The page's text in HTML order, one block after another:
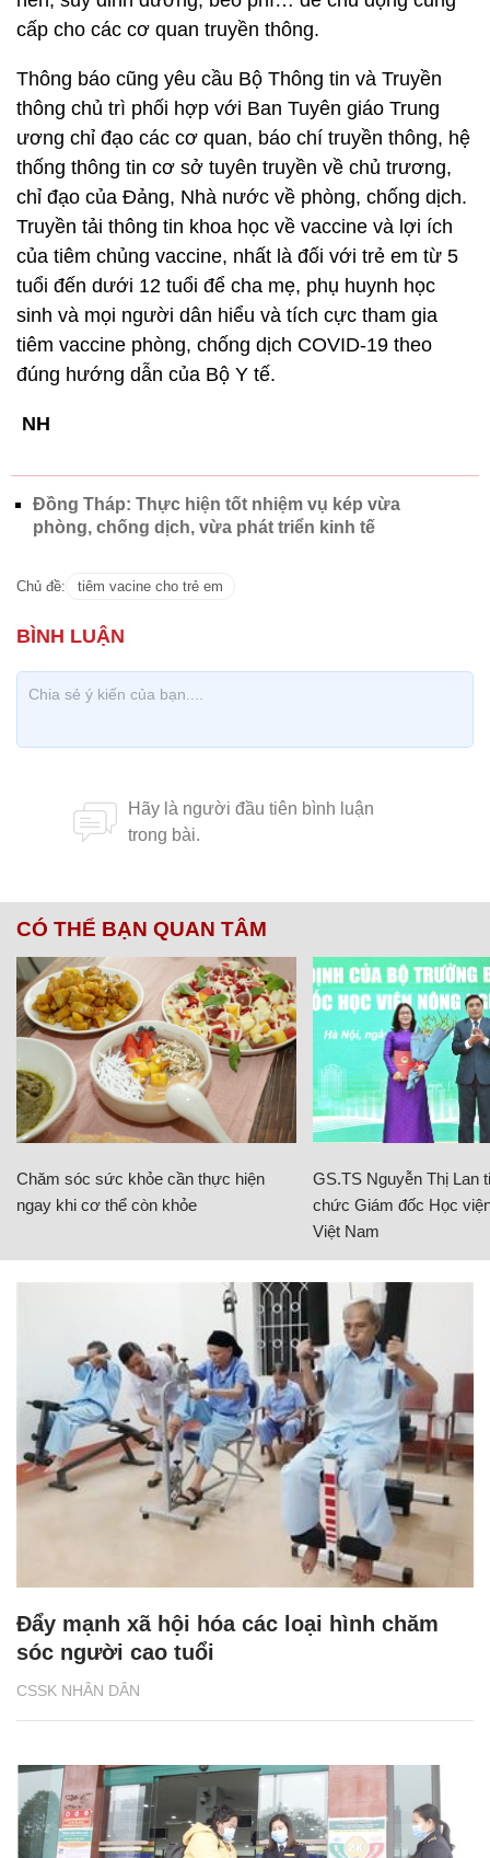
cấp cho các cơ quan truyền thông.
Thông báo cũng yêu cầu Bộ Thông tin và Truyền
thông chủ trì phối hợp với Ban Tuyên giáo Trung
ương chỉ đạo các cơ quan, báo chí truyền thông, hệ
thống thông tin cơ sở tuyên truyền về chủ trương,
chỉ đạo của Đảng, Nhà nước về phòng, chống dịch.
Truyền tải thông tin khoa học về vaccine và lợi ích
của tiêm chủng vaccine, nhất là đối với trẻ em từ 5
tuổi đến dưới 12 tuổi để cha mẹ, phụ huynh học
sinh và mọi người dân hiểu và tích cực tham gia
tiêm vaccine phòng, chống dịch COVID-19 theo
đúng hướng dẫn của Bộ Y tế.
NH
Đồng Tháp: Thực hiện tốt nhiệm vụ kép vừa
phòng, chống dịch, vừa phát triển kinh tế
Chủ đề: tiêm vacine cho trẻ em
CÓ THỂ BẠN QUAN TÂM
Chăm sóc sức khỏe cần thực hiện
ngay khi cơ thể còn khỏe
GS.TS Nguyễn Thị Lan
chức Giám đốc Học
Việt Nam
CSSK NHÂN DÂN
Đẩy mạnh xã hội hóa các loại hình chăm
sóc người cao tuổi